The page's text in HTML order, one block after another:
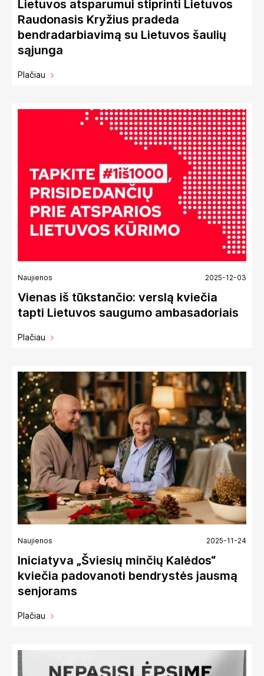
Lietuvos atsparumui stiprinti Lietuvos
Raudonasis Kryžius pradeda
bendradarbiavimą su Lietuvos šaulių
sąjunga
Plačiau
Naujienos 2025-12-03
Vienas iš tūkstančio: verslą kviečia
tapti Lietuvos saugumo ambasadoriais
Plačiau
Naujienos 2025-11-24
Iniciatyva „Šviesių minčių Kalėdos“
kviečia padovanoti bendrystės jausmą
senjorams
Plačiau